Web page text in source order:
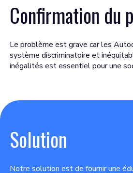
Confirmation du
Le problème est grave car les
système discriminatoire et
inégalités est essentiel pour une
Solution
Notre solution est de fournir une